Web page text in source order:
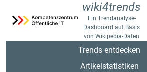
wiki4trends
Ein Trendanalyse-
Dashboard auf Basis
von Wikipedia-Daten
Trends entdecken
Artikelstatistiken